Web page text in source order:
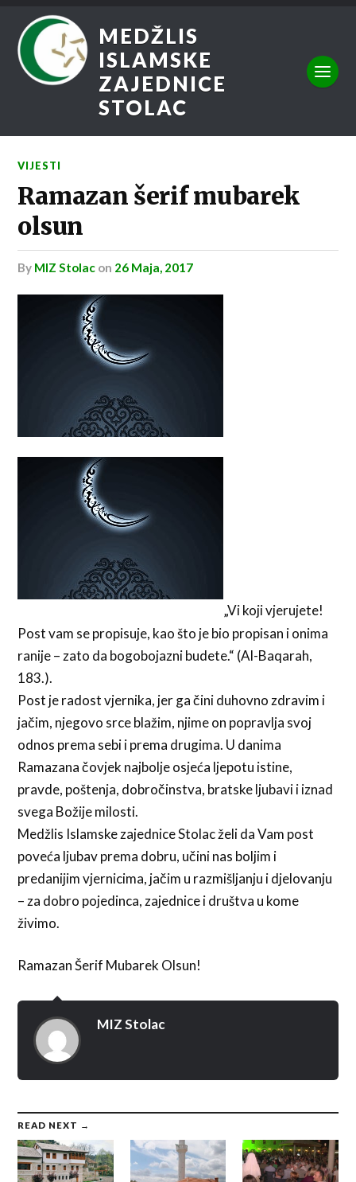
MEDŽLIS
ISLAMSKE
ZAJEDNICE
STOLAC
VIJESTI
Ramazan šerif mubarek
olsun
by MIZ Stolac on 26 Maja, 2017
„Vi koji vjerujete!
Post vam se propisuje, kao što je bio propisan i onima
ranije – zato da bogobojazni budete.“ (Al-Baqarah,
183.).
Post je radost vjernika, jer ga čini duhovno zdravim i
jačim, njegovo srce blažim, njime on popravlja svoj
odnos prema sebi i prema drugima. U danima
Ramazana čovjek najbolje osjeća ljepotu istine,
pravde, poštenja, dobročinstva, bratske ljubavi i iznad
svega Božije milosti.
Medžlis Islamske zajednice Stolac želi da Vam post
poveća ljubav prema dobru, učini nas boljim i
predanijim vjernicima, jačim u razmišljanju i djelovanju
– za dobro pojedinca, zajednice i društva u kome
živimo.
Ramazan Šerif Mubarek Olsun!
MIZ Stolac
READ NEXT →